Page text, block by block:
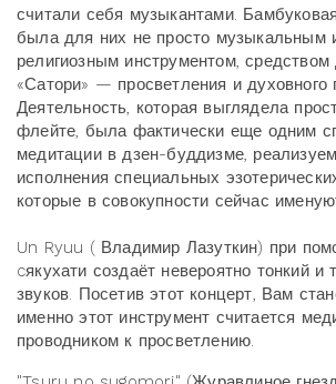
считали себя музыкантами.
была для них не просто музыкальным
религиозным инструментом, средством
«Сатори» — просветления и духовного
Деятельность, которая выглядела
флейте, была фактически еще одним
медитации в дзен-буддизме,
исполнения специальных
которые в совокупности сейчас
Un Ryuu ( Владимир Лазуткин) при
cякухати создаёт невероятно тонкий
звуков. Посетив этот концерт, Вам
именно этот инструмент считается
проводником к просветлению.